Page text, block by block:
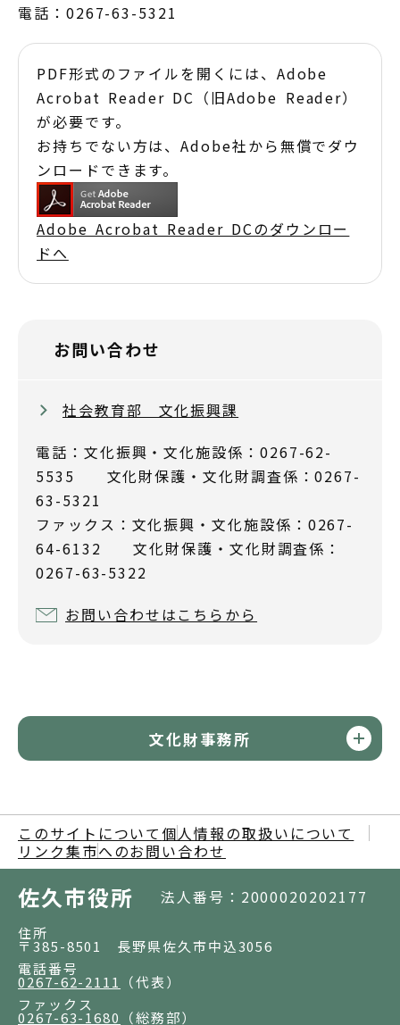
電話：0267-63-5321
PDF形式のファイルを開くには、Adobe
Acrobat Reader DC（旧Adobe Reader）
が必要です。
お持ちでない方は、Adobe社から無償でダウ
ンロードできます。
Adobe Acrobat Reader DCのダウンロー
ドへ
お問い合わせ
社会教育部 文化振興課
電話：文化振興・文化施設係：0267-62-
5535 文化財保護・文化財調査係：0267-
63-5321
ファックス：文化振興・文化施設係：0267-
64-6132 文化財保護・文化財調査係：
0267-63-5322
お問い合わせはこちらから
文化財事務所
このサイトについて 個人情報の取扱いについて
リンク集市へのお問い合わせ
佐久市役所 法人番号：2000020202177
住所
〒385-8501 長野県佐久市中込3056
電話番号
0267-62-2111
（代表）
ファックス
0267-63-1680 （総務部）